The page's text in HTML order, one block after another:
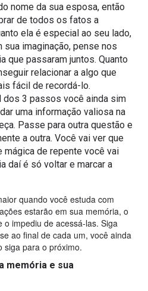
nome da sua esposa, então
de todos os fatos a
ela é especial ao seu lado,
sua imaginação, pense nos
que passaram juntos. Quanto
relacionar a algo que
fácil de recordá-lo.
dos 3 passos você ainda sim
uma informação valiosa na
Passe para outra questão e
a outra. Você vai ver que
mágica de repente você vai
daí é só voltar e marcar a
quando você estuda com
estarão em sua memória, o
impediu de acessá-las. Siga
ao final de cada um, você ainda
siga para o próximo.
memória e sua